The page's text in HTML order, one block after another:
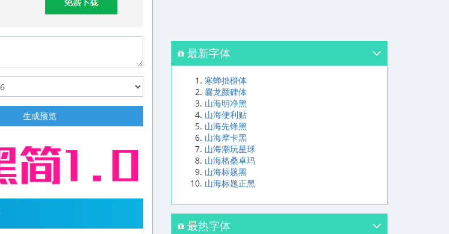
生成预览
最新字体
寒蝉拙楷体
爨龙颜碑体
山海明净黑
山海便利贴
山海先锋黑
山海摩卡黑
山海潮玩星球
山海格桑卓玛
山海标题黑
山海标题正黑
最热字体